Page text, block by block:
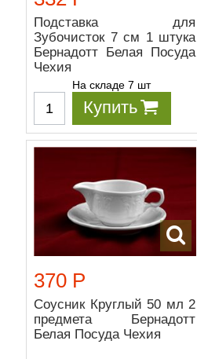
Подставка для
Зубочисток 7 см 1 штука
Бернадотт Белая Посуда
Чехия
На складе 7 шт
Купить
370 Р
Соусник Круглый 50 мл 2
предмета Бернадотт
Белая Посуда Чехия